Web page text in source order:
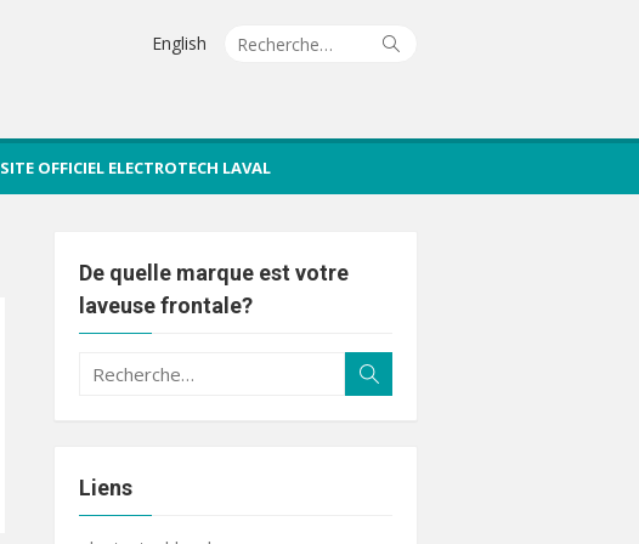
Recherche
Rechercher
English
SITE OFFICIEL ELECTROTECH LAVAL
De quelle marque est votre
laveuse frontale?
Recherche
Liens